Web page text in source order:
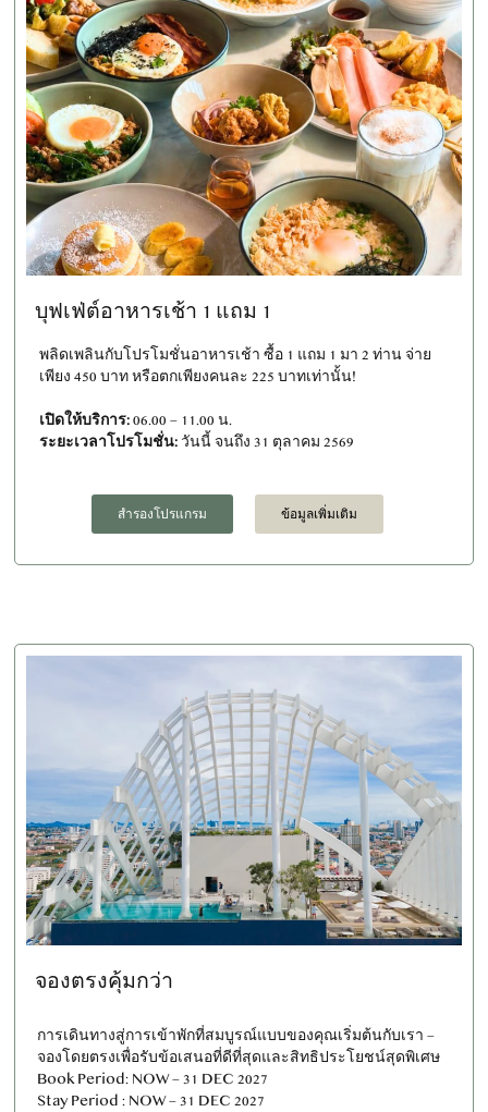
บุฟเฟ่ต์อาหารเช้า 1 แถม 1
พลิดเพลินกับโปรโมชั่นอาหารเช้า ซื้อ 1 แถม 1 มา 2 ท่าน จ่าย
เพียง 450 บาท หรือตกเพียงคนละ 225 บาทเท่านั้น!
เปิดให้บริการ:06.00 – 11.00 น.
ระยะเวลาโปรโมชั่น: วันนี้ จนถึง 31 ตุลาคม 2569
สำรองโปรแกรม ข้อมูลเพิ่มเติม
จองตรงคุ้มกว่า
การเดินทางสู่การเข้าพักที่สมบูรณ์แบบของคุณเริ่มต้นกับเรา –
จองโดยตรงเพื่อรับข้อเสนอที่ดีที่สุดและสิทธิประโยชน์สุดพิเศษ
Book Period: NOW – 31 DEC 2027
Stay Period : NOW – 31 DEC 2027